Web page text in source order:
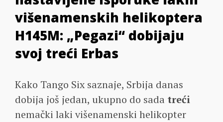
višenamenskih helikoptera
H145M: „Pegazi“ dobijaju
svoj treći Erbas
Kako Tango Six saznaje, Srbija danas
dobija još jedan, ukupno do sada treći
nemački laki višenamenski helikopter